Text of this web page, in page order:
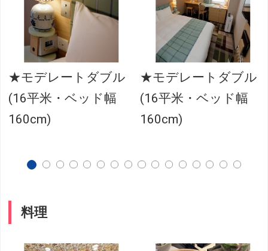
★モデレートダブル
(16平米・ベッド幅
160cm)
★モデレートダブル
(16平米・ベッド幅
160cm)
料理